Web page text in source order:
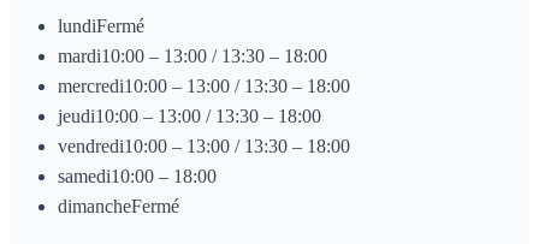
lundiFermé
mardi10:00 – 13:00 / 13:30 – 18:00
mercredi10:00 – 13:00 / 13:30 – 18:00
jeudi10:00 – 13:00 / 13:30 – 18:00
vendredi10:00 – 13:00 / 13:30 – 18:00
samedi10:00 – 18:00
dimancheFermé